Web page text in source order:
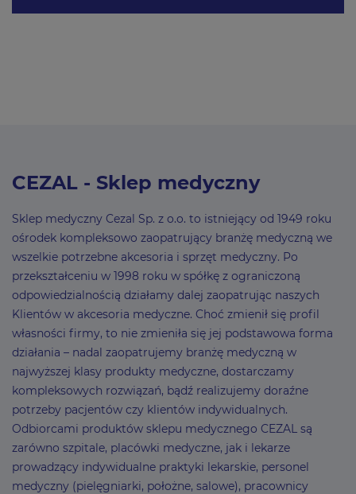
CEZAL - Sklep medyczny
Sklep medyczny Cezal Sp. z o.o. to istniejący od 1949 roku
ośrodek kompleksowo zaopatrujący branżę medyczną we
wszelkie potrzebne akcesoria i sprzęt medyczny. Po
przekształceniu w 1998 roku w spółkę z ograniczoną
odpowiedzialnością działamy dalej zaopatrując naszych
Klientów w akcesoria medyczne. Choć zmienił się profil
własności firmy, to nie zmieniła się jej podstawowa forma
działania – nadal zaopatrujemy branżę medyczną w
najwyższej klasy produkty medyczne, dostarczamy
kompleksowych rozwiązań, bądź realizujemy doraźne
potrzeby pacjentów czy klientów indywidualnych.
Odbiorcami produktów sklepu medycznego CEZAL są
zarówno szpitale, placówki medyczne, jak i lekarze
prowadzący indywidualne praktyki lekarskie, personel
medyczny (pielęgniarki, położne, salowe), pracownicy